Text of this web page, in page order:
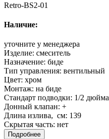
Retro-BS2-01
Наличие:
уточните у менеджера
Изделие: смеситель
Назначение: биде
Тип управления: вентильный
Цвет: хром
Монтаж: на биде
Стандарт подводки: 1/2 дюйма
Донный клапан: +
Длина излива, см: 139
Скрытая часть: нет
Подробнее